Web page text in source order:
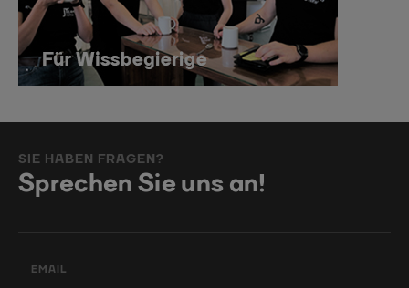
SIE HABEN FRAGEN?
Sprechen Sie uns an!
EMAIL